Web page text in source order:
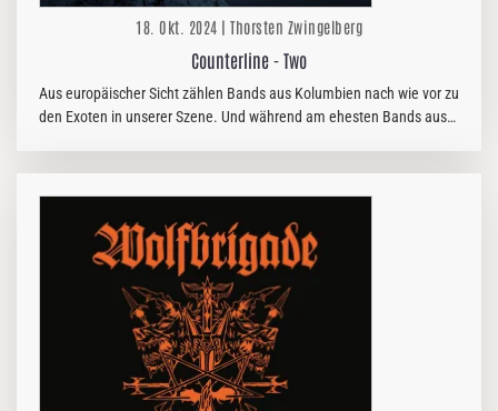
18. Okt. 2024 | Thorsten Zwingelberg
Counterline - Two
Aus europäischer Sicht zählen Bands aus Kolumbien nach wie vor zu
den Exoten in unserer Szene. Und während am ehesten Bands aus